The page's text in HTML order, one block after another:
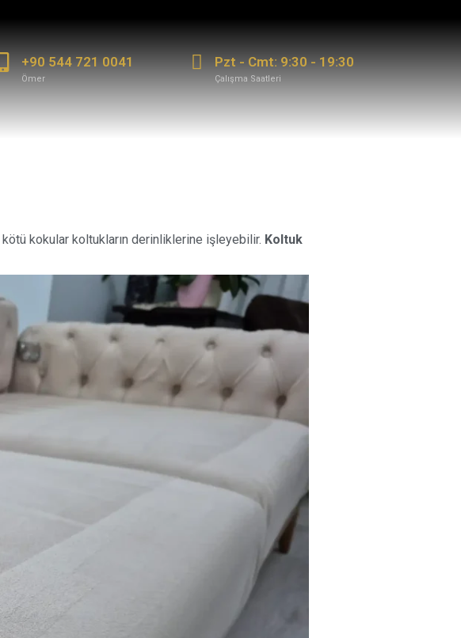
+90 544 721 0041
Ömer
Pzt - Cmt: 9:30 - 19:30
Çalışma Saatleri
kokular koltukların derinliklerine işleyebilir. Koltuk